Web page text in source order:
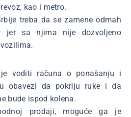
kao i metro.
treba da se zamene odmah
jer sa njima nije dozvoljeno
voditi računa o ponašanju i
obavezi da pokriju ruke i da
bude ispod kolena.
prodaji, moguće ga je